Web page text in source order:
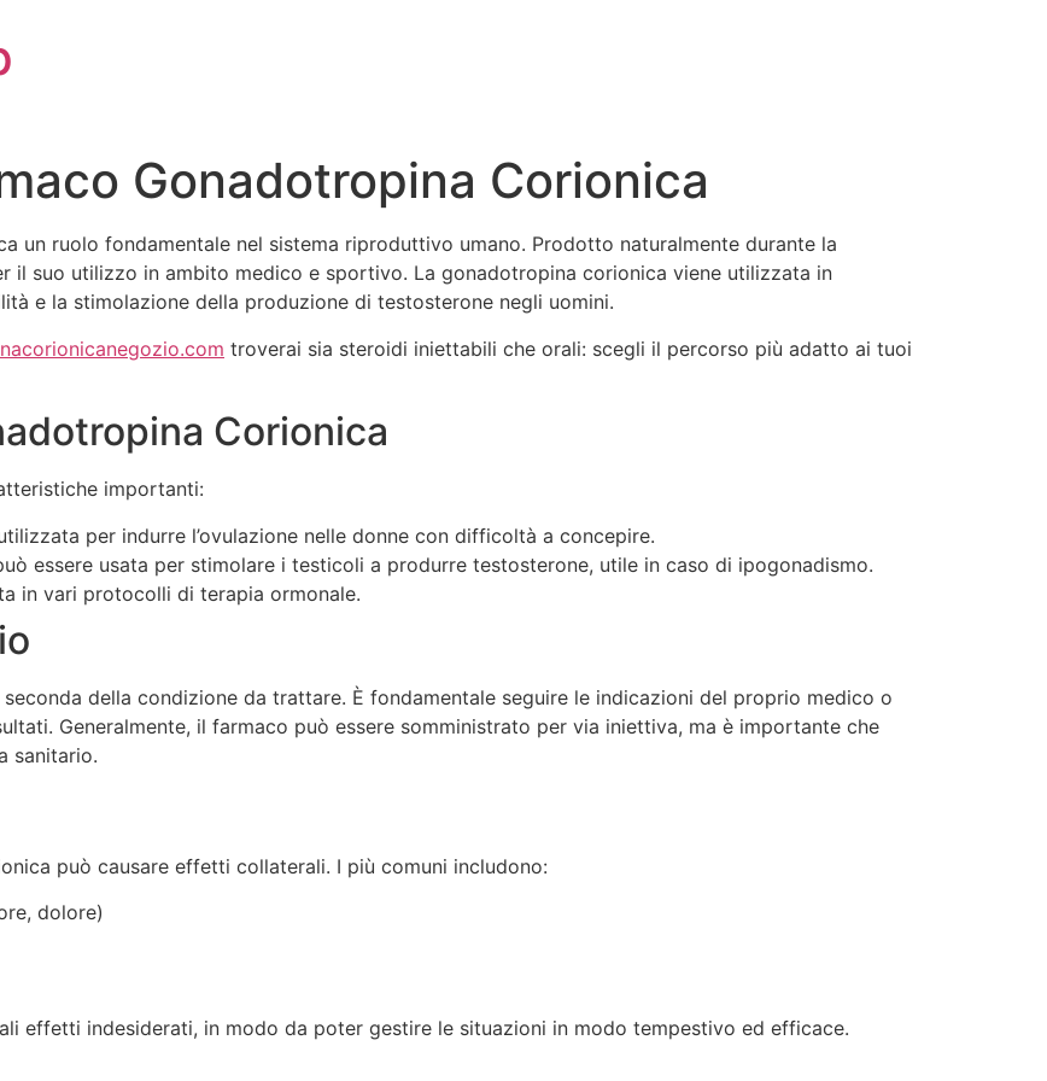
Gonadotropina Corionica
un ruolo fondamentale nel sistema riproduttivo umano. Prodotto naturalmente durante la
il suo utilizzo in ambito medico e sportivo. La gonadotropina corionica viene utilizzata in
e la stimolazione della produzione di testosterone negli uomini.
troverai sia steroidi iniettabili che orali: scegli il percorso più adatto ai tuoi
Corionica
importanti:
per indurre l’ovulazione nelle donne con difficoltà a concepire.
essere usata per stimolare i testicoli a produrre testosterone, utile in caso di ipogonadismo.
in vari protocolli di terapia ormonale.
della condizione da trattare. È fondamentale seguire le indicazioni del proprio medico o
Generalmente, il farmaco può essere somministrato per via iniettiva, ma è importante che
sanitario.
può causare effetti collaterali. I più comuni includono:
dolore)
effetti indesiderati, in modo da poter gestire le situazioni in modo tempestivo ed efficace.